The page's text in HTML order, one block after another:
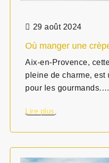
29 août 2024
Où manger une
Aix-en-Provence,
pleine de charme, est
pour les gourmands.…
Lire plus